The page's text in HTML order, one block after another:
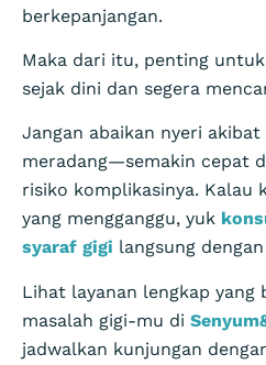
berkepanjangan.
Maka dari itu, penting
sejak dini dan segera
Jangan abaikan nyeri akibat
meradang—semakin cepat
risiko komplikasinya. Kalau
yang mengganggu, yuk
syaraf gigi langsung
Lihat layanan lengkap yang
masalah gigi-mu di
jadwalkan kunjungan